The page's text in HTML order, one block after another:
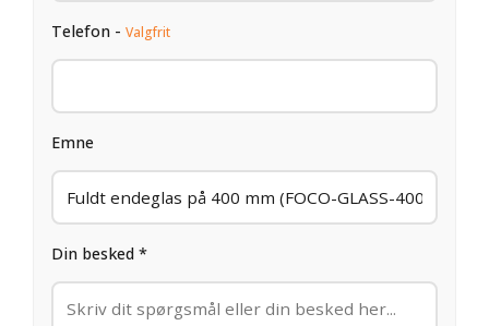
Telefon - Valgfrit
Emne
Din besked *